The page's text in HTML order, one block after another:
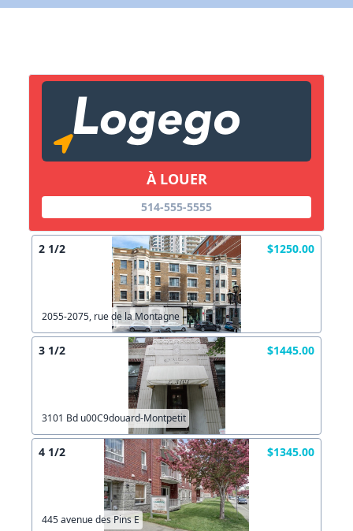
À LOUER
514-555-5555
2 1/2 $1250.00
2055-2075, rue de la Montagne
3 1/2 $1445.00
3101 Bd u00C9douard-Montpetit
4 1/2 $1345.00
445 avenue des Pins E
Copier lien